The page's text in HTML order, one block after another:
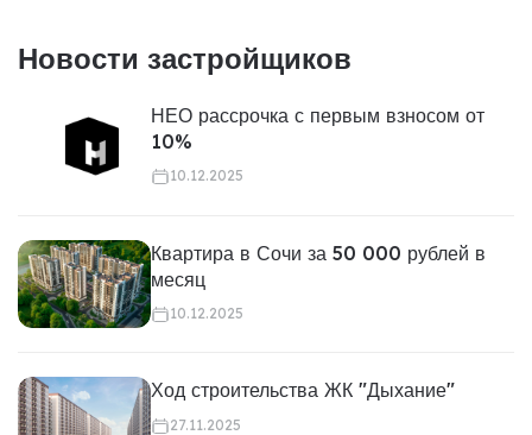
Новости застройщиков
НЕО рассрочка с первым взносом от
10%
10.12.2025
Квартира в Сочи за 50 000 рублей в
месяц
10.12.2025
Ход строительства ЖК "Дыхание"
27.11.2025